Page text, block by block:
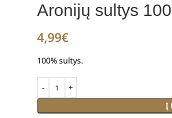
Aronijų sultys
4,99€
100% sultys.
Į